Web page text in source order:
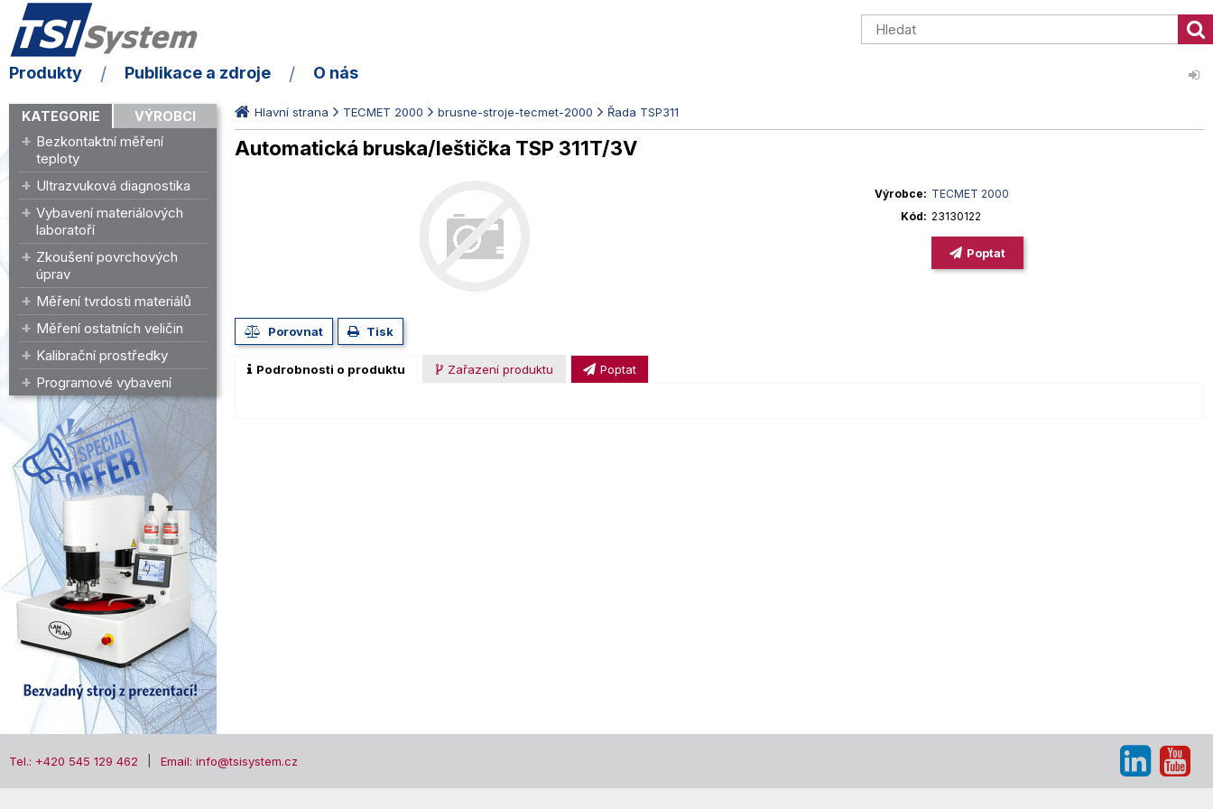
Produkty Publikace a zdroje O nás
KATEGORIE VÝROBCI
Bezkontaktní měření
teploty
Ultrazvuková diagnostika
Vybavení materiálových
laboratoří
Zkoušení povrchových
úprav
Měření tvrdosti materiálů
Měření ostatních veličin
Kalibrační prostředky
Programové vybavení
Hlavní strana TECMET 2000 brusne-stroje-tecmet-2000 Řada TSP311
Automatická bruska/leštička TSP 311T/3V
Výrobce
TECMET 2000
Kód
23130122
Poptat
Porovnat Tisk
Podrobnosti o produktu Zařazení produktu Poptat
Tel.: +420 545 129 462 Email: info@tsisystem.cz